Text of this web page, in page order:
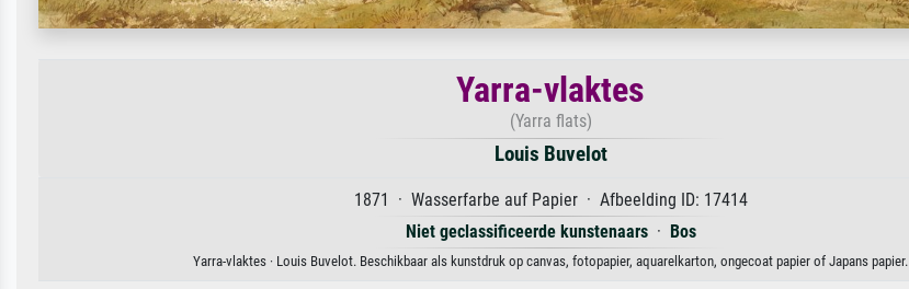
Yarra-vlaktes
(Yarra flats)
Louis Buvelot
1871 · Wasserfarbe auf Papier · Afbeelding ID: 17414
Niet geclassificeerde kunstenaars· Bos
Yarra-vlaktes · Louis Buvelot. Beschikbaar als kunstdruk op canvas, fotopapier, aquarelkarton, ongecoat papier of Japans papier.